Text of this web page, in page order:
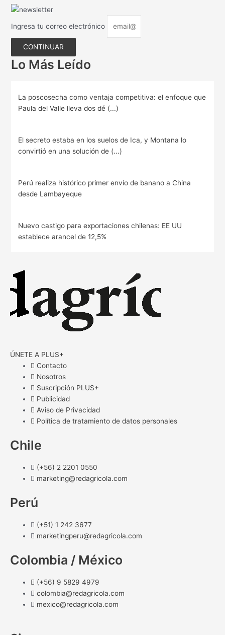
Ingresa tu correo electrónico
CONTINUAR
Lo Más Leído
La poscosecha como ventaja competitiva: el enfoque que
Paula del Valle lleva dos dé (...)
El secreto estaba en los suelos de Ica, y Montana lo
convirtió en una solución de (...)
Perú realiza histórico primer envío de banano a China
desde Lambayeque
Nuevo castigo para exportaciones chilenas: EE UU
establece arancel de 12,5%
ÚNETE A PLUS+
Contacto
Nosotros
Suscripción PLUS+
Publicidad
Aviso de Privacidad
Política de tratamiento de datos personales
Chile
(+56) 2 2201 0550
marketing@redagricola.com
Perú
(+51) 1 242 3677
marketingperu@redagricola.com
Colombia / México
(+56) 9 5829 4979
colombia@redagricola.com
mexico@redagricola.com